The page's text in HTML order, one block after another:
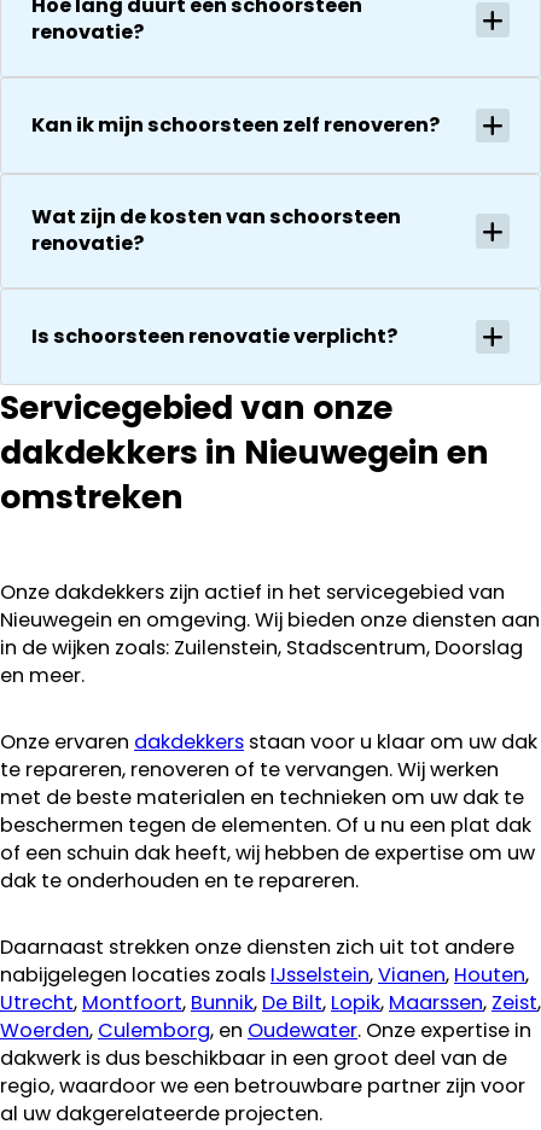
droog!!! Dus
zeker een 5
sterren review
waard door
en snelle
vervolgens
conform
afspraak en
onverwachte
zaken die ze
vakkundig
gerepareerd
kosten. Maar
ook dan
communeren
ze goed en
kan ze
aanraden.
Hoe lang duurt een schoorsteen
renovatie?
Kan ik mijn schoorsteen zelf renoveren?
Wat zijn de kosten van schoorsteen
renovatie?
Is schoorsteen renovatie verplicht?
Servicegebied van onze
dakdekkers in Nieuwegein en
omstreken
Onze dakdekkers zijn actief in het servicegebied van
Nieuwegein en omgeving. Wij bieden onze diensten aan
in de wijken zoals: Zuilenstein, Stadscentrum, Doorslag
en meer.
Onze ervaren dakdekkers staan voor u klaar om uw dak
te repareren, renoveren of te vervangen. Wij werken
met de beste materialen en technieken om uw dak te
beschermen tegen de elementen. Of u nu een plat dak
of een schuin dak heeft, wij hebben de expertise om uw
dak te onderhouden en te repareren.
Daarnaast strekken onze diensten zich uit tot andere
nabijgelegen locaties zoals IJsselstein,Vianen, Houten,
Utrecht, Montfoort, Bunnik, De Bilt, Lopik, Maarssen, Zeist,
Woerden, Culemborg, en Oudewater. Onze expertise in
dakwerk is dus beschikbaar in een groot deel van de
regio, waardoor we een betrouwbare partner zijn voor
al uw dakgerelateerde projecten.